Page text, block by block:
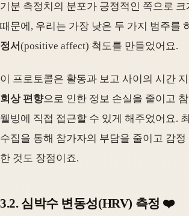
기분 측정치의 분포가 긍정적인 쪽으로 크
때문에, 우리는 가장 낮은 두 가지 범주를
정서 (positive affect) 척도를 만들었어요.
이 프로토콜은 활동과 보고 사이의 시간
회상 편향으로 인한 정보 손실을 줄이고
웰빙에 직접 접근할 수 있게 해주었어요.
수집을 통해 참가자의 부담을 줄이고 감정
한 것도 장점이죠.
3.2. 심박수 변동성(HRV) 측정 ❤️